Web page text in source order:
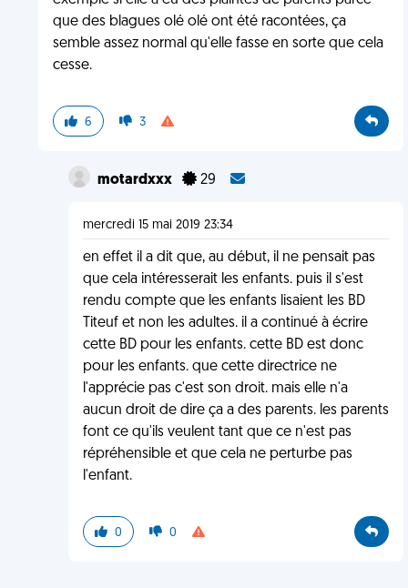
que des blagues olé olé ont été racontées, ça
semble assez normal qu'elle fasse en sorte que cela
cesse.
6 3
motardxxx 29
mercredi 15 mai 2019 23:34
en effet il a dit que, au début, il ne pensait pas
que cela intéresserait les enfants. puis il s'est
rendu compte que les enfants lisaient les BD
Titeuf et non les adultes. il a continué à écrire
cette BD pour les enfants. cette BD est donc
pour les enfants. que cette directrice ne
l'apprécie pas c'est son droit. mais elle n'a
aucun droit de dire ça a des parents. les parents
font ce qu'ils veulent tant que ce n'est pas
répréhensible et que cela ne perturbe pas
l'enfant.
0 0